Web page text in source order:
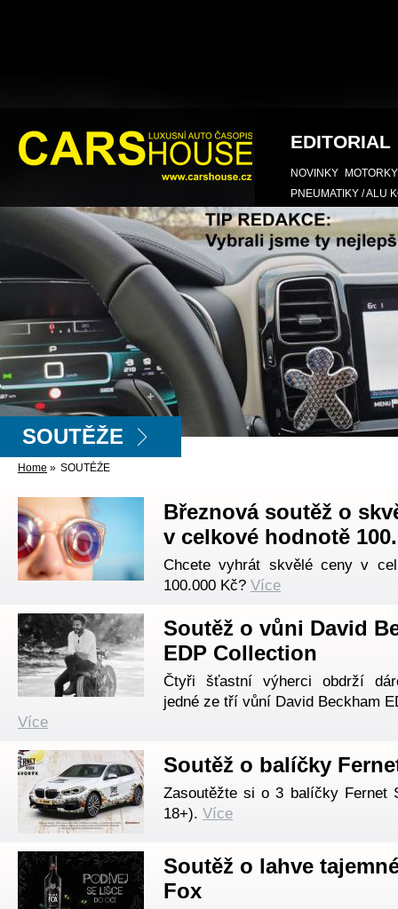
EDITORIAL
NOVINKY
MOTORKY
PNEUMATIKY / ALU
SOUTĚŽE
Home » SOUTĚŽE
Březnová soutěž o
v celkové hodnotě
Chcete vyhrát skvělé ceny v
100.000 Kč? Více
Soutěž o vůni David
EDP Collection
Čtyři šťastní výherci obdrží
jedné ze tří vůní David Beckham
Více
Soutěž o balíčky
Zasoutěžte si o 3 balíčky Fernet
18+). Více
Soutěž o lahve
Fox